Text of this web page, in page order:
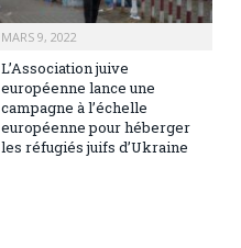
MARS 9, 2022
L’Association juive
européenne lance une
campagne à l’échelle
européenne pour héberger
les réfugiés juifs d’Ukraine